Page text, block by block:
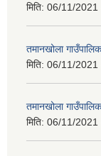
मिति: 06/11/2021
तमानखोला
मिति: 06/11/2021
तमानखोला
मिति: 06/11/2021